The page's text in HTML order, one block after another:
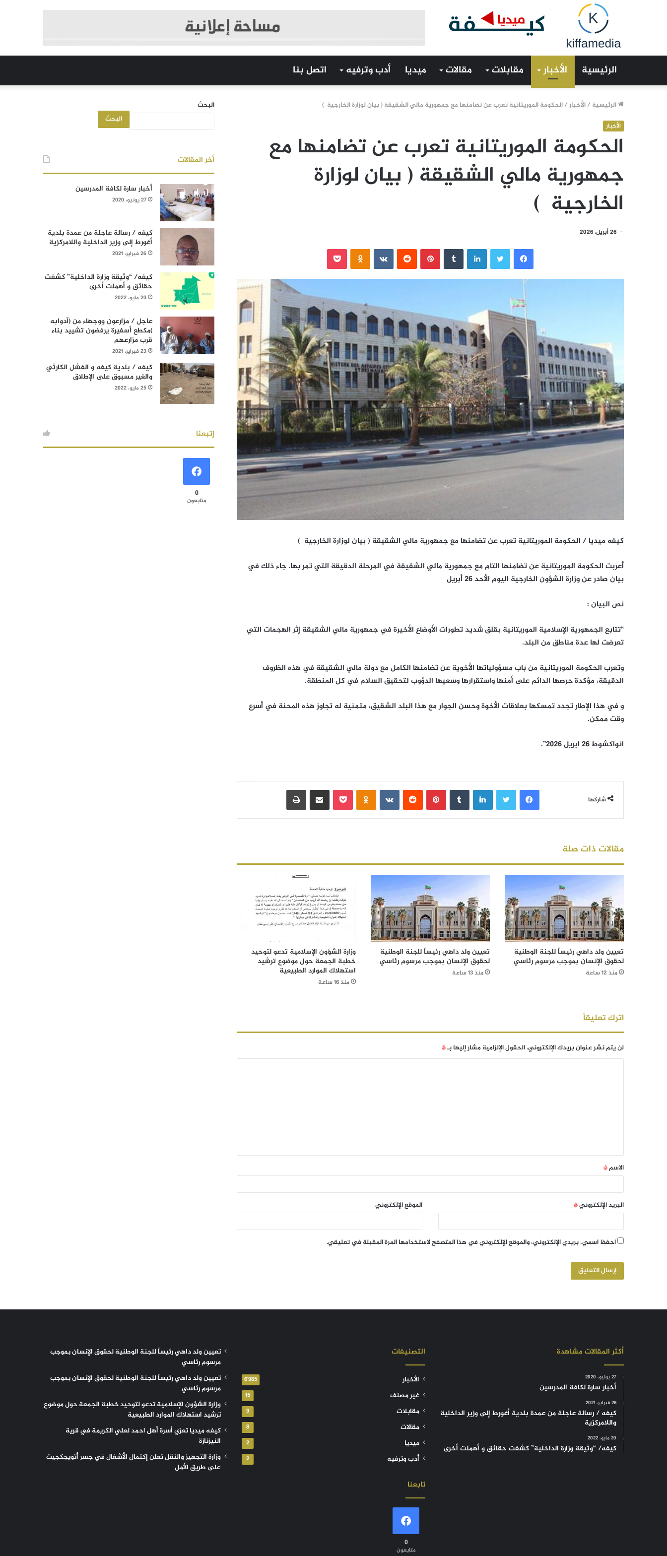
الرئيسية الأخبار مقابلات مقالات ميديا أدب وترفيه اتصل بنا
الرئيسية /الأخبار/الحكومة الموريتانية تعرب عن تضامنها مع جمهورية مالي الشقيقة ( بيان لوزارة الخارجية )
الأخبار
الحكومة الموريتانية تعرب عن تضامنها مع
جمهورية مالي الشقيقة ( بيان لوزارة
الخارجية )
26 أبريل، 2026
فيسبوك لينكدإن بينتيريست
كيفه ميديا / الحكومة الموريتانية تعرب عن تضامنها مع جمهورية مالي الشقيقة ( بيان لوزارة الخارجية )
أعربت الحكومة الموريتانية عن تضامنها التام مع جمهورية مالي الشقيقة في المرحلة الدقيقة التي تمر بها. جاء ذلك في
بيان صادر عن وزارة الشؤون الخارجية اليوم الأحد 26 أبريل
نص البيان :
“تتابع الجمهورية الإسلامية الموريتانية بقلق شديد تطورات الأوضاع الأخيرة في جمهورية مالي الشقيقة إثر الهجمات التي
تعرضت لها عدة مناطق من البلد.
وتعرب الحكومة الموريتانية من باب مسؤولياتها الأخوية عن تضامنها الكامل مع دولة مالي الشقيقة في هذه الظروف
الدقيقة، مؤكدة حرصها الدائم على أمنها واستقرارها وسعيها الدؤوب لتحقيق السلام في كل المنطقة.
و في هذا الإطار تجدد تمسكها بعلاقات الأخوة وحسن الجوار مع هذا البلد الشقيق، متمنية له تجاوز هذه المحنة في أسرع
وقت ممكن.
انواكشوط 26 ابريل 2026”.
شاركها
فيسبوك لينكدإن بينتيريست بوكيت مشاركة عبر البريد
مقالات ذات صلة
تعيين ولد داهي رئيساً للجنة الوطنية
لحقوق الإنسان بموجب مرسوم رئاسي
منذ 12 ساعة
تعيين ولد داهي رئيساً للجنة الوطنية
لحقوق الإنسان بموجب مرسوم رئاسي
منذ 13 ساعة
وزارة الشؤون الإسلامية تدعو لتوحيد
خطبة الجمعة حول موضوع ترشيد
استهلاك الموارد الطبيعية
منذ 16 ساعة
اترك تعليقاً
لن يتم نشر عنوان بريدك الإلكتروني.الحقول الإلزامية مشار إليها بـ*
الاسم*
البريد الإلكتروني* الموقع الإلكتروني
احفظ اسمي، بريدي الإلكتروني، والموقع الإلكتروني في هذا المتصفح لاستخدامها المرة المقبلة في تعليقي.
البحث
البحث
أخر المقالات
أخبار سارة لكافة المدرسين
27 يونيو، 2020
كيفه / رسالة عاجلة من عمدة بلدية
أغورط إلى وزير الداخلية واللامركزية
26 فبراير، 2021
كيفه/ “وثيقة وزارة الداخلية” كشفت
حقائق و أهملت أخرى
20 مايو، 2022
عاجل / مزارعون ووجهاء من (آدوابه
)مكطع أسفيرة يرفضون تشييد بناء
قرب مزارعهم
23 فبراير، 2021
كيفه / بلدية كيفه و الفشل الكارثي
والغير مسبوق على الإطلاق
25 مايو، 2022
إتبعنا
0
متابعون
أكثر المقالات مشاهدة
27 يونيو، 2020
أخبار سارة لكافة المدرسين
26 فبراير، 2021
كيفه / رسالة عاجلة من عمدة بلدية أغورط إلى وزير الداخلية
واللامركزية
20 مايو، 2022
كيفه/ “وثيقة وزارة الداخلية” كشفت حقائق و أهملت أخرى
التصنيفات
الأخبار 6٬985
غير مصنف 15
مقابلات 9
مقالات 8
ميديا 2
أدب وترفيه 2
تابعنا
0
متابعون
تعيين ولد داهي رئيساً للجنة الوطنية لحقوق الإنسان بموجب
مرسوم رئاسي
تعيين ولد داهي رئيساً للجنة الوطنية لحقوق الإنسان بموجب
مرسوم رئاسي
وزارة الشؤون الإسلامية تدعو لتوحيد خطبة الجمعة حول موضوع
ترشيد استهلاك الموارد الطبيعية
كيفه ميديا تعزي أسرة أهل احمد لعلي الكريمة في قرية
النيزنازة
وزارة التجهيز والنقل تعلن إكتمال الأشغال في جسر أتويجكجيت
على طريق الأمل